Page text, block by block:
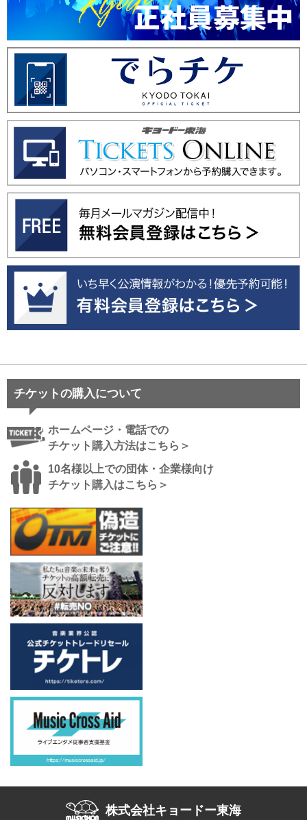
チケットの購入について
ホームページ・電話での
チケット購入方法はこちら＞
10名様以上での団体・企業様向け
チケット購入はこちら＞
株式会社キョードー東海